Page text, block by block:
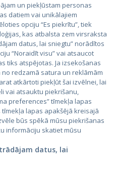
un piekļūstam personas
datiem vai unikālajiem
opciju “Es piekrītu”, tiek
kas atbalsta zem virsraksta
datus, lai sniegtu” norādītos
“Noraidīt visu” vai atsaucot
tiks atspējotas. Ja izsekošanas
redzamā satura un reklāmām
atkārtoti piekļūt šai izvēlnei, lai
vai atsauktu piekrišanu,
preferences” tīmekļa lapas
lapas apakšējā kreisajā
būs spēkā mūsu piekrišanas
informāciju skatiet mūsu
datus, lai